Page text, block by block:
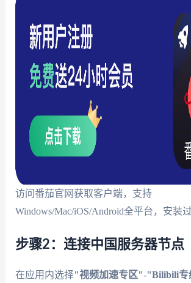
访问番茄官网获取客户端，支持
Windows/Mac/iOS/Android全平台，安装
步骤2：连接中国服务器节点
在应用内选择"视频加速专区"-"Bilibili专